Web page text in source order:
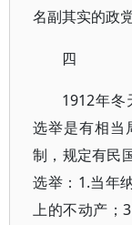
名副其实的政
四
1912年冬
选举是有相当
制，规定有民
选举：1.当年
上的不动产；